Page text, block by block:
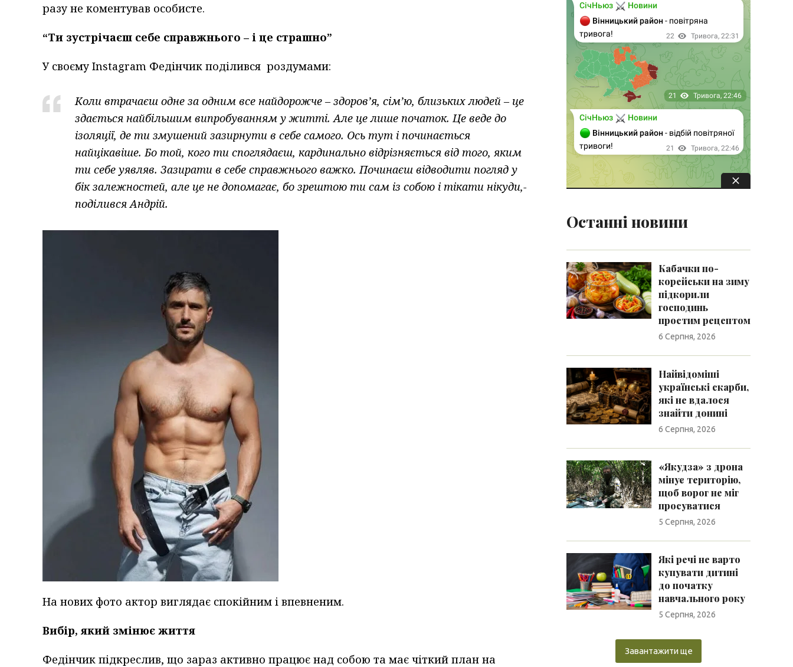
разу не коментував особисте.
“Ти зустрічаєш себе справжнього – і це страшно”
У своєму Instagram Федінчик поділився роздумами:
Коли втрачаєш одне за одним все найдорожче – здоров’я, сім’ю, близьких людей – це
здається найбільшим випробуванням у житті. Але це лише початок. Це веде до
ізоляції, де ти змушений зазирнути в себе самого. Ось тут і починається
найцікавіше. Бо той, кого ти споглядаєш, кардинально відрізняється від того, яким
ти себе уявляв. Зазирати в себе справжнього важко. Починаєш відводити погляд у
бік залежностей, але це не допомагає, бо зрештою ти сам із собою і тікати нікуди,-
поділився Андрій.
На нових фото актор виглядає спокійним і впевненим.
Вибір, який змінює життя
Федінчик підкреслив, що зараз активно працює над собою та має чіткий план на
Останні новини
Кабачки по-
корейськи на зиму
підкорили
господинь
простим рецептом
6 Серпня, 2026
Найвідоміші
українські скарби,
які не вдалося
знайти донині
6 Серпня, 2026
«Якудза» з дрона
мінує територію,
щоб ворог не міг
просуватися
5 Серпня, 2026
Які речі не варто
купувати дитині
до початку
навчального року
5 Серпня, 2026
Завантажити ще